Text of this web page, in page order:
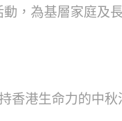
，為基層家庭及
香港生命力的中